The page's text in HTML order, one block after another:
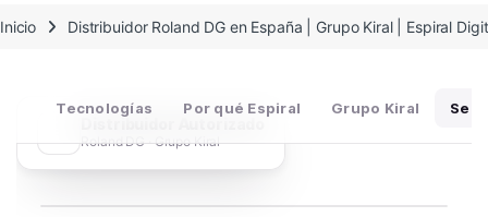
Inicio Distribuidor Roland DG en España | Grupo Kiral | Espiral
Tecnologías Por qué Espiral Grupo Kiral
Roland DG · Grupo Kiral